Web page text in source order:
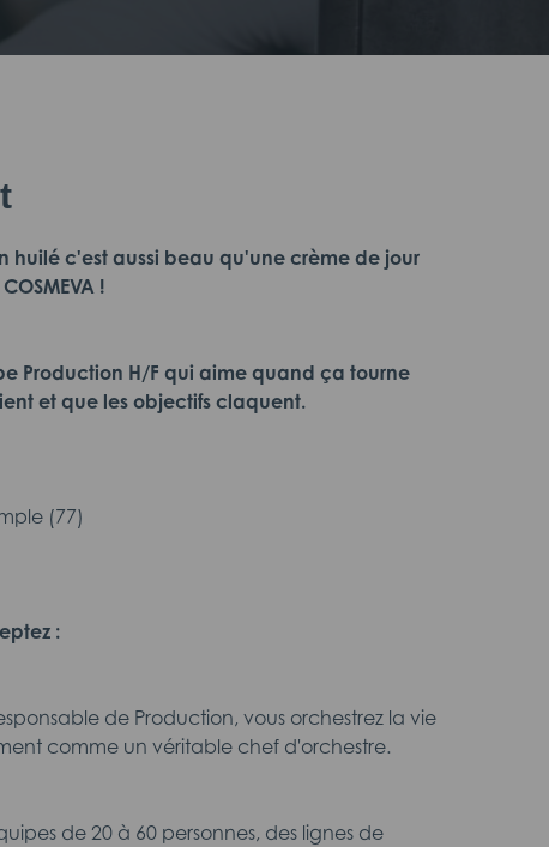
huilé c'est aussi beau qu'une crème de jour
!
Production H/F qui aime quand ça tourne
et que les objectifs claquent.
(77)
:
de Production, vous orchestrez la vie
comme un véritable chef d'orchestre.
de 20 à 60 personnes, des lignes de